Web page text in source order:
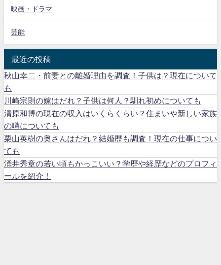
映画・ドラマ
芸能
最近の投稿
秋山幸二・前妻との離婚理由を調査！子供は？現在について
も
川崎宗則の嫁はだれ？子供は何人？馴れ初めについても
清原和博の現在の収入はいくらくらい？住まいや新しい家族
の噂についても
栗山英樹の奥さんはだれ？結婚歴も調査！現在の仕事につい
ても
涌井秀章の若い頃もかっこいい？学歴や経歴などのプロフィ
ールを紹介！